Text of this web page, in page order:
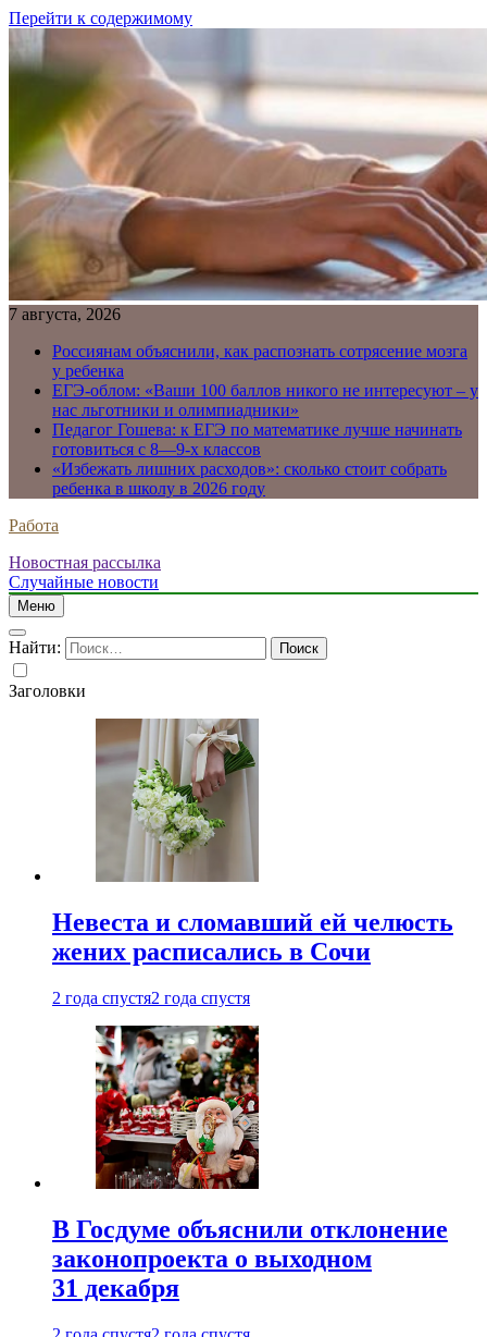
Перейти к содержимому
7 августа, 2026
Россиянам объяснили, как распознать сотрясение мозга
у ребенка
ЕГЭ-облом: «Ваши 100 баллов никого не интересуют – у
нас льготники и олимпиадники»
Педагог Гошева: к ЕГЭ по математике лучше начинать
готовиться с 8—9-х классов
«Избежать лишних расходов»: сколько стоит собрать
ребенка в школу в 2026 году
Работа
Новостная рассылка
Случайные новости
Меню
Найти:
Заголовки
Невеста и сломавший ей челюсть
жених расписались в Сочи
2 года спустя2 года спустя
В Госдуме объяснили отклонение
законопроекта о выходном
31 декабря